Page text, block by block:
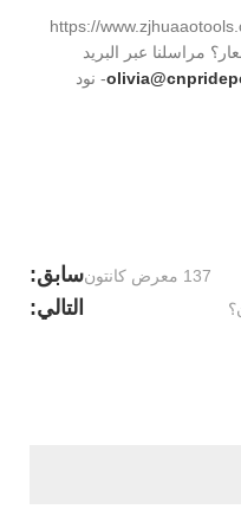
مراسلنا عبر البريد
- نود
سابق: 137 معرض كانتون
التالي: